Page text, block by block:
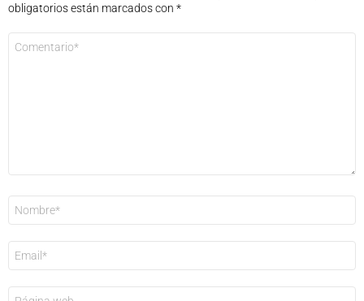
obligatorios están marcados con *
electrónico
*